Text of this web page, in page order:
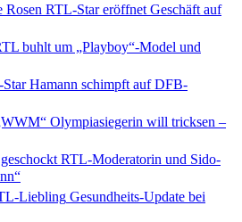
Rosen RTL-Star eröffnet Geschäft auf
buhlt um „Playboy“-Model und
Hamann schimpft auf DFB-
Olympiasiegerin will tricksen –
RTL-Moderatorin und Sido-
Liebling Gesundheits-Update bei